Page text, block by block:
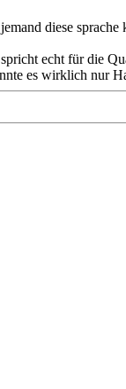
diese sprache
echt für die
es wirklich nur